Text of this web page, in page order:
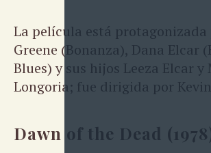
La película está protagonizada
Greene (Bonanza), Dana Elcar
Blues) y sus hijos Leeza Elcar y
Longoria; fue dirigida por
Dawn of the Dead